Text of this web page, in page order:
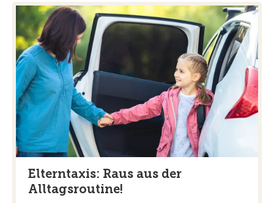
Elterntaxis: Raus aus der
Alltagsroutine!